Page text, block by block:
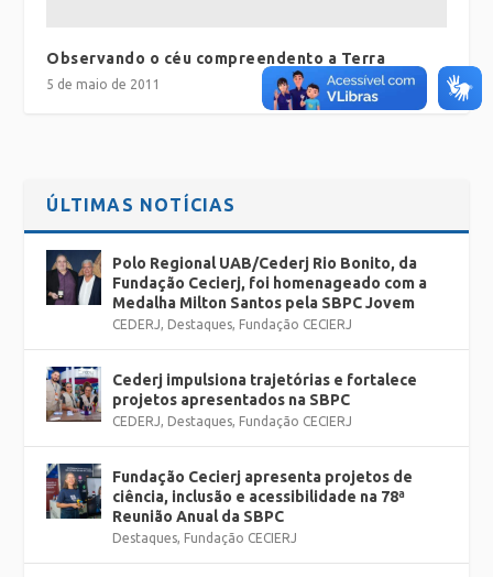
Observando o céu compreendento a Terra
5 de maio de 2011
ÚLTIMAS NOTÍCIAS
Polo Regional UAB/Cederj Rio Bonito, da
Fundação Cecierj, foi homenageado com a
Medalha Milton Santos pela SBPC Jovem
CEDERJ, Destaques, Fundação CECIERJ
Cederj impulsiona trajetórias e fortalece
projetos apresentados na SBPC
CEDERJ, Destaques, Fundação CECIERJ
Fundação Cecierj apresenta projetos de
ciência, inclusão e acessibilidade na 78ª
Reunião Anual da SBPC
Destaques, Fundação CECIERJ